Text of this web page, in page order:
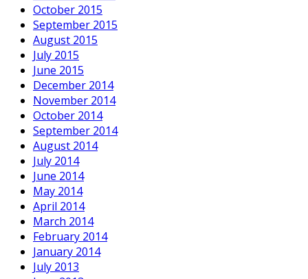
October 2015
September 2015
August 2015
July 2015
June 2015
December 2014
November 2014
October 2014
September 2014
August 2014
July 2014
June 2014
May 2014
April 2014
March 2014
February 2014
January 2014
July 2013